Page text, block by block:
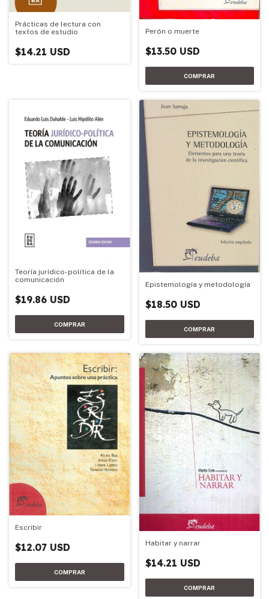
Prácticas de lectura con
textos de estudio
$14.21 USD
Perón o muerte
$13.50 USD
Teoría jurídico-política de la
comunicación
$19.86 USD
Epistemología y metodología
$18.50 USD
Escribir
$12.07 USD Habitar y narrar
$14.21 USD